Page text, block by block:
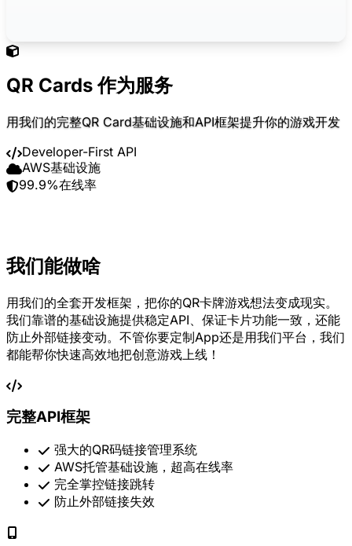
QR Cards 作为服务
用我们的完整QR Card基础设施和API框架提升你的游戏开发
Developer-First API
AWS基础设施
99.9%在线率
我们能做啥
用我们的全套开发框架，把你的QR卡牌游戏想法变成现实。
我们靠谱的基础设施提供稳定API、保证卡片功能一致，还能
防止外部链接变动。不管你要定制App还是用我们平台，我们
都能帮你快速高效地把创意游戏上线！
完整API框架
强大的QR码链接管理系统
AWS托管基础设施，超高在线率
完全掌控链接跳转
防止外部链接失效